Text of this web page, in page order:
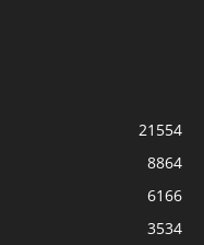
21554
8864
6166
3534